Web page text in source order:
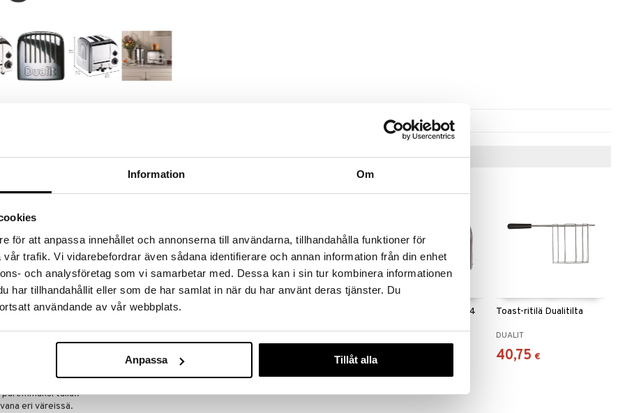
Information Om
för att anpassa innehållet och annonserna till användarna, tillhandahålla funktioner för
trafik. Vi vidarebefordrar även sådana identifierare och annan information från din enhet
och analysföretag som vi samarbetar med. Dessa kan i sin tur kombinera informationen
har tillhandahållit eller som de har samlat in när du har använt deras tjänster. Du
användande av vår webbplats.
Anpassa Tillåt alla
löydöt kotiin!
tehdä löytöjä suuresta ALEstamme. Juuri
suuren valikoiman jännittäviä tuotteita
voivat päästä loppumaan!
ale-löydöt »
Lontoossa 40-luvulta lähtien. Leivänpaahtimet
Uudessa NewGen-sarjassa on keskitytty
paahtimissa energiankulutus on n 30%
tulla..
eri väreissä.
Vinkkejä sinulle
DUALIT
Leivänpaahdin Classic 4
DUALIT
419,90
Toast-ritilä Dualitilta
DUALIT
40,75 €